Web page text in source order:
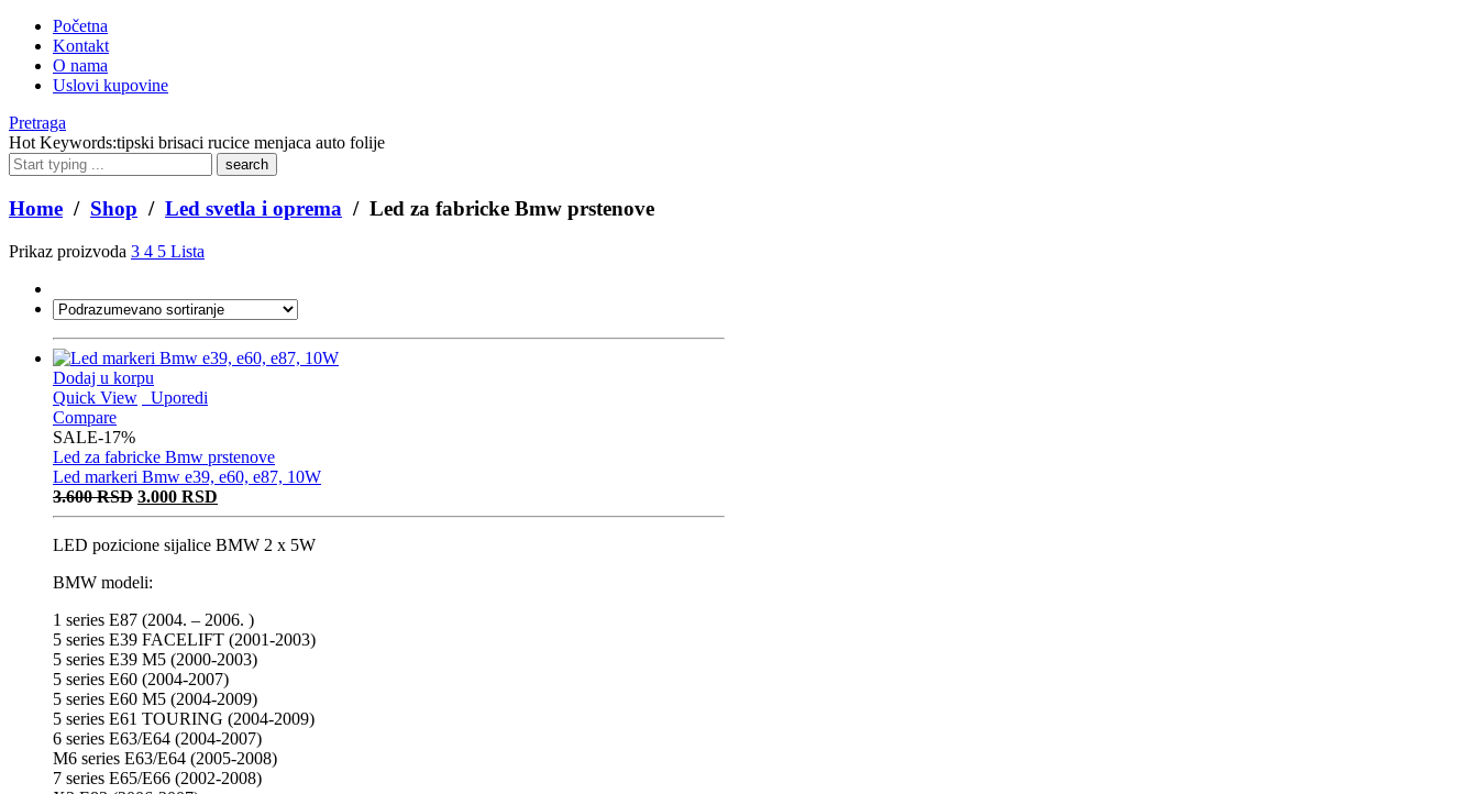
Početna
Kontakt
O nama
Uslovi kupovine
Pretraga
What
are
you
looking
for?
Hot Keywords:tipski brisaci rucice menjaca auto folije
Home / Shop / Led svetla i oprema / Led za fabricke Bmw prstenove
Prikaz proizvoda 3 4 5 Lista
Dodaj u korpu
Quick View
Uporedi
Compare
SALE-17%
Led za fabricke Bmw prstenove
Led markeri Bmw e39, e60, e87, 10W
3.600RSD Originalna
cena
bila:
3.600 RSD.
3.000 RSD
cena
je:
3.000 RSD.
LED pozicione sijalice BMW 2 x 5W
BMW modeli:
1 series E87 (2004. – 2006. )
5 series E39 FACELIFT (2001-2003)
5 series E39 M5 (2000-2003)
5 series E60 (2004-2007)
5 series E60 M5 (2004-2009)
5 series E61 TOURING (2004-2009)
6 series E63/E64 (2004-2007)
M6 series E63/E64 (2005-2008)
7 series E65/E66 (2002-2008)